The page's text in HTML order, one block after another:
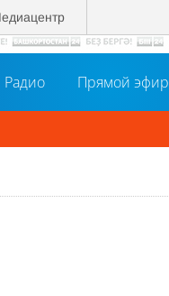
Радио Прямой эфир